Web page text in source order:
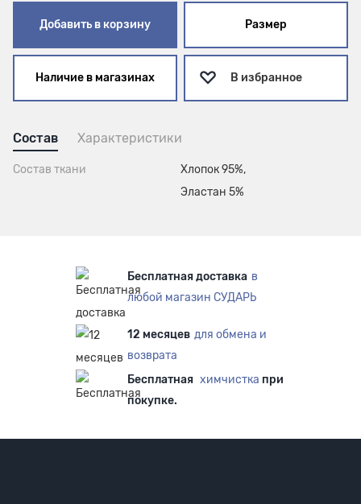
Добавить в корзину Размер
Наличие в магазинах В избранное
Состав Характеристики
Состав ткани
Хлопок 95%,
Эластан 5%
Бесплатная доставка в
любой магазин СУДАРЬ
12 месяцев для обмена и
возврата
Бесплатная химчистка при
покупке.